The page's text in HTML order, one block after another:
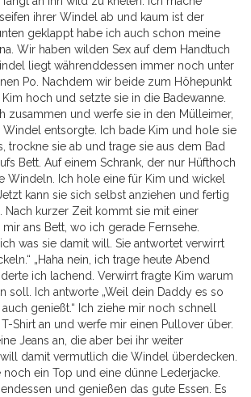
ihrer Windel ab und kaum ist der
geklappt habe ich auch schon meine
Wir haben wilden Sex auf dem Handtuch
liegt währenddessen immer noch unter
Po. Nachdem wir beide zum Höhepunkt
hoch und setzte sie in die Badewanne.
zusammen und werfe sie in den Mülleimer,
entsorgte. Ich bade Kim und hole sie
trockne sie ab und trage sie aus dem Bad
Bett. Auf einem Schrank, der nur Hüfthoch
Windeln. Ich hole eine für Kim und wickel
kann sie sich selbst anziehen und fertig
Nach kurzer Zeit kommt sie mit einer
ans Bett, wo ich gerade Fernsehe.
was sie damit will. Sie antwortet verwirrt
„Haha nein, ich trage heute Abend
ich lachend. Verwirrt fragte Kim warum
soll. Ich antworte „Weil dein Daddy es so
genießt.“ Ich ziehe mir noch schnell
Shirt an und werfe mir einen Pullover über.
Jeans an, die aber bei ihr weiter
damit vermutlich die Windel überdecken.
ein Top und eine dünne Lederjacke.
und genießen das gute Essen. Es